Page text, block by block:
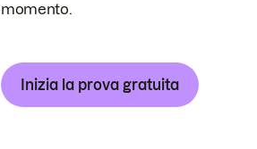
momento.
Inizia la prova gratuita